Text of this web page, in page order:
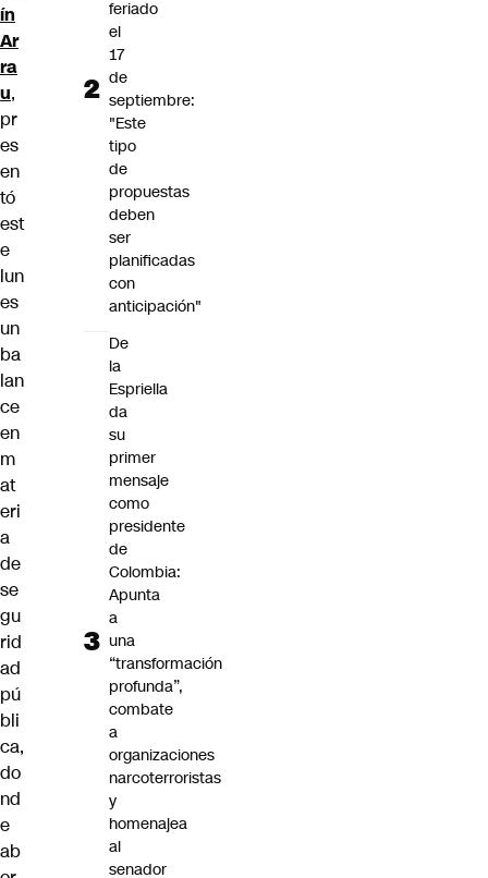
ín
Ar
ra
u,
pr
es
en
tó
est
e
lun
es
un
ba
lan
ce
en
m
at
eri
a
de
se
gu
rid
ad
pú
bli
ca,
do
nd
e
ab
feriado
el
17
de
septiembre:
"Este
tipo
de
propuestas
deben
ser
planificadas
con
anticipación"
De
la
Espriella
da
su
primer
mensaje
como
presidente
de
Colombia:
Apunta
a
una
“transformación
profunda”,
combate
a
organizaciones
narcoterroristas
y
homenajea
al
senador